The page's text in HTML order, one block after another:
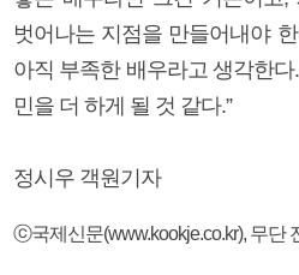
벗어나는 지점을 만들어내야
아직 부족한 배우라고 생각한
민을 더 하게 될 것 같다.”
정시우 객원기자
ⓒ국제신문(www.kookje.co.kr), 무단